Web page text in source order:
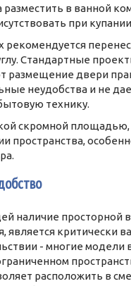
разместить в ванной
при
рекомендуется
Стандартные
размещение двери
неудобства и не
технику.
скромной
пространства,
наличие просторной
является критически
- многие модели
расположить в